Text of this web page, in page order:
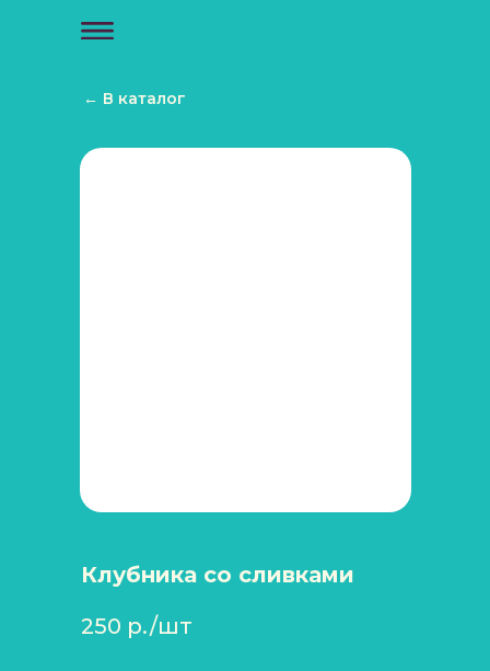
← В каталог
Клубника со сливками
250 р./шт